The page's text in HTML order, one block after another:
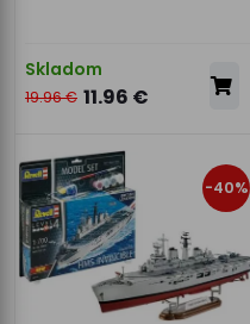
Skladom
19.96 € 11.96 €
-40%